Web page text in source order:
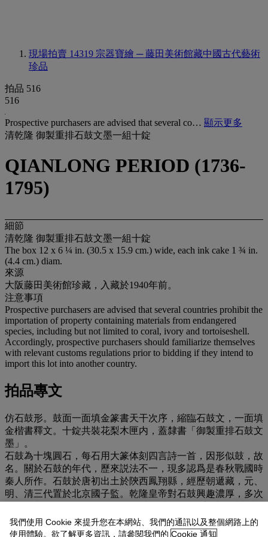
現場拍賣 14319 宗器寶繪 ─ 藤田美術館藏中國古代藝術
珍品
拍品 516
516
Prospective purchasers are advised that several co… 顯示更多
清乾隆 御製重排石鼓文墨一組十錠
QIANLONG PERIOD (1736-
1795)
細節
清乾隆 御製重排石鼓文墨一組十錠
The box 12 x 6 ¼ in. (30.5 x 15.9 cm.) wide, each ink cake 1 ¾ in.
(4.4 cm.) diam.
來源
大阪藤田美術館珍藏，入藏於1940年前。
注意事項
Prospective purchasers are advised that several countries prohibit the
importation of property containing materials from endangered
species, including but not limited to coral, ivory and tortoiseshell.
Accordingly, prospective purchasers should familiarize themselves
with relevant customs regulations prior to bidding if they intend to
import this lot into another country.
拍品專文
仿石鼓形。鼓面一面填金篆書天干次序，縮臨石鼓文，一面填
金楷書釋文。十錠共裝花梨木匣内，蓋隸書「御製重排石鼓文
墨」。
石鼓為十塊圓石，每石用大篆体刻四言詩一首，因形似鼓，故
名。關於石鼓的年代，歷來説法不一，現多認爲是春秋戰國時
秦人所作。石鼓於唐初出土於陝西鳳翔縣，經歷朝遞藏，元、
明、清三代置於北京國子監。乾隆皇帝對石鼓興趣濃厚，多次
章，刊刻新鼓，置於國子監及熱河文廟。本套「御製重排石鼓
文墨」即以乾隆石鼓的文本縮臨而作，形式獨特，製作精良，
我們使用 Cookie 來提升您在本網站、我們的通訊以及整個網路上的
使用體驗。欲了解更多資訊，請參閱我們的 Cookie 通知